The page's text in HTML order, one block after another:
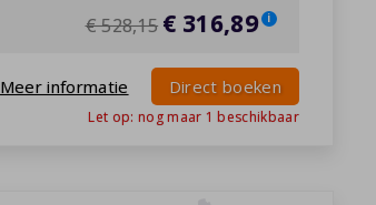
€ 528,15 € 316,89 i
Meer informatie Direct boeken
Let op: nog maar 1 beschikbaar